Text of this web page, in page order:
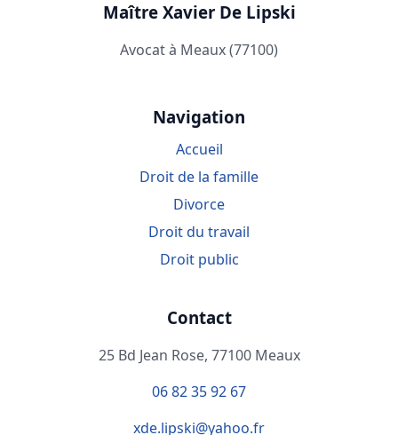
Maître Xavier De Lipski
Avocat à Meaux (77100)
Navigation
Accueil
Droit de la famille
Divorce
Droit du travail
Droit public
Contact
25 Bd Jean Rose, 77100 Meaux
06 82 35 92 67
xde.lipski@yahoo.fr